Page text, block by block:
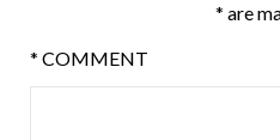
are
*
COMMENT
*